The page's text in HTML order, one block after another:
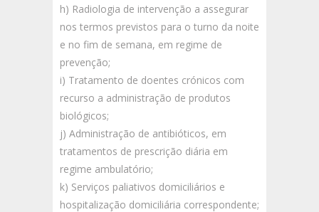
h) Radiologia de intervenção a assegurar
nos termos previstos para o turno da noite
e no fim de semana, em regime de
prevenção;
i) Tratamento de doentes crónicos com
recurso a administração de produtos
biológicos;
j) Administração de antibióticos, em
tratamentos de prescrição diária em
regime ambulatório;
k) Serviços paliativos domiciliários e
hospitalização domiciliária correspondente;